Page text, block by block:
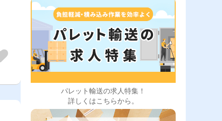
パレット輸送の求人特集！
詳しくはこちらから。